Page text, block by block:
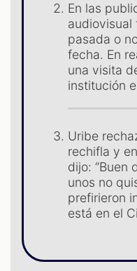
En las
audiovisual
pasada o
fecha. En
una visita
institución
Uribe
rechifla y
dijo: “Buen
unos no
prefirieron
está en el